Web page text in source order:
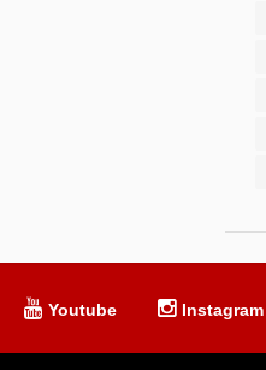
Youtube Instagram